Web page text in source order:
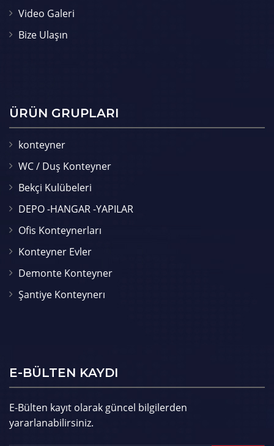
Video Galeri
Bize Ulaşın
ÜRÜN GRUPLARI
konteyner
WC / Duş Konteyner
Bekçi Kulübeleri
DEPO -HANGAR -YAPILAR
Ofis Konteynerları
Konteyner Evler
Demonte Konteyner
Şantiye Konteynerı
E-BÜLTEN KAYDI
E-Bülten kayıt olarak güncel bilgilerden
yararlanabilirsiniz.